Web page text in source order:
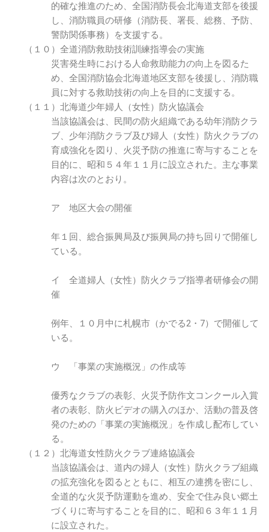
的確な推進のため、全国消防長会北海道支部を後援
し、消防職員の研修（消防長、署長、総務、予防、
警防関係事務）を支援する。
（１０）全道消防救助技術訓練指導会の実施
災害発生時における人命救助能力の向上を図るた
め、全国消防協会北海道地区支部を後援し、消防職
員に対する救助技術の向上を目的に支援する。
（１１）北海道少年婦人（女性）防火協議会
当該協議会は、民間の防火組織である幼年消防クラ
ブ、少年消防クラブ及び婦人（女性）防火クラブの
育成強化を図り、火災予防の推進に寄与することを
目的に、昭和５４年１１月に設立された。主な事業
内容は次のとおり。
ア 地区大会の開催
年１回、総合振興局及び振興局の持ち回りで開催し
ている。
イ 全道婦人（女性）防火クラブ指導者研修会の開
催
例年、１０月中に札幌市（かでる2・7）で開催して
いる。
ウ 「事業の実施概況」の作成等
優秀なクラブの表彰、火災予防作文コンクール入賞
者の表彰、防火ビデオの購入のほか、活動の普及啓
発のための「事業の実施概況」を作成し配布してい
る。
（１２）北海道女性防火クラブ連絡協議会
当該協議会は、道内の婦人（女性）防火クラブ組織
の拡充強化を図るとともに、相互の連携を密にし、
全道的な火災予防運動を進め、安全で住み良い郷土
づくりに寄与することを目的に、昭和６３年１１月
に設立された。